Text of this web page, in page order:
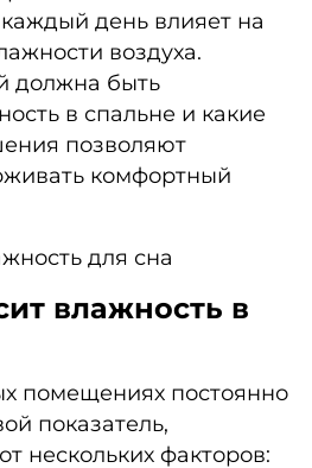
день влияет на
воздуха.
должна быть
в спальне и какие
позволяют
комфортный
влажность в
помещениях постоянно
показатель,
нескольких факторов: